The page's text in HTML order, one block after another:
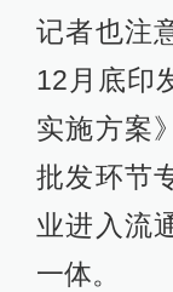
记者也注
12月底印
实施方案
批发环节
业进入流
一体。